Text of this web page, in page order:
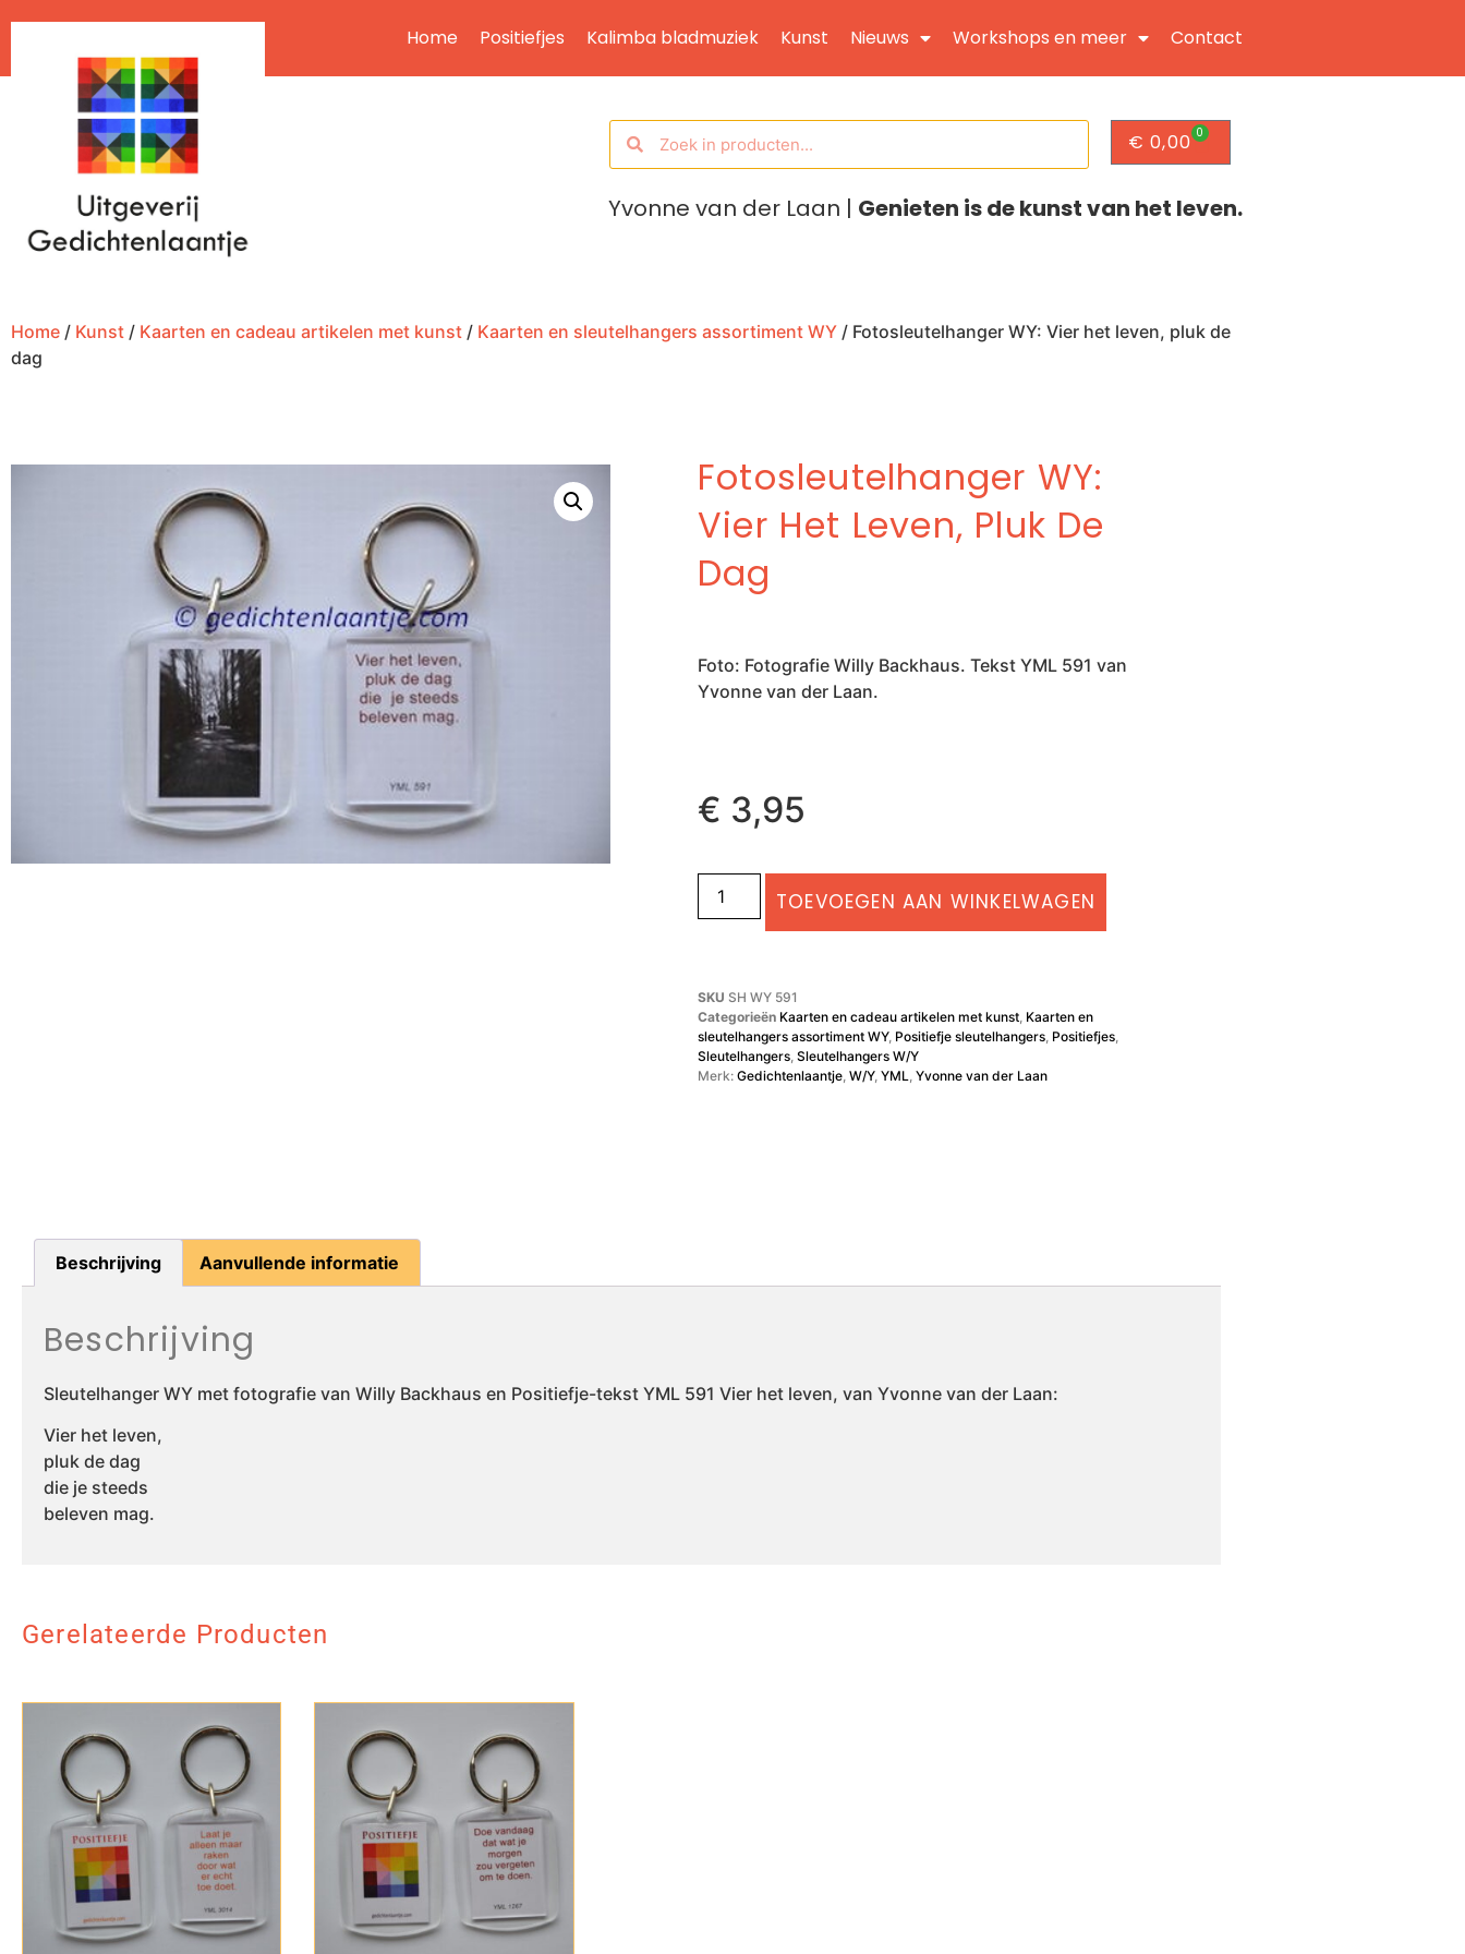
Home Positiefjes Kalimba bladmuziek Kunst Nieuws Workshops en meer Contact
€ 0,00 0
Yvonne van der Laan | Genieten is de kunst van het leven.
Home / Kunst / Kaarten en cadeau artikelen met kunst / Kaarten en sleutelhangers assortiment WY / Fotosleutelhanger WY: Vier het leven, pluk de
dag
Fotosleutelhanger WY:
Vier Het Leven, Pluk De
Dag
Foto: Fotografie Willy Backhaus. Tekst YML 591 van
Yvonne van der Laan.
€ 3,95
TOEVOEGEN AAN WINKELWAGEN
SKU SH WY 591
Categorieën Kaarten en cadeau artikelen met kunst, Kaarten en
sleutelhangers assortiment WY, Positiefje sleutelhangers, Positiefjes,
Sleutelhangers, Sleutelhangers W/Y
Merk: Gedichtenlaantje, W/Y, YML, Yvonne van der Laan
Beschrijving Aanvullende informatie
Beschrijving
Sleutelhanger WY met fotografie van Willy Backhaus en Positiefje-tekst YML 591 Vier het leven, van Yvonne van der Laan:
Vier het leven,
pluk de dag
die je steeds
beleven mag.
Gerelateerde Producten